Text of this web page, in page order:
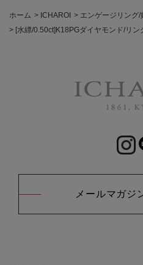
ホーム > ICHAROI > エンゲージリング/
> [水縹/0.50ct]K18PGダイヤモンド/リン
メールマガジ